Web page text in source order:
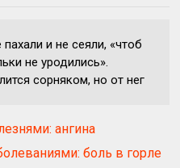
и не сеяли, «чтоб
не уродились».
сорняком, но от нег
ангина
боль в горле